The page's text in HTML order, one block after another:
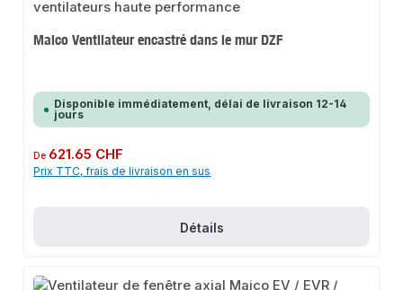
Maico Ventilateur encastré dans le mur DZF
Disponible immédiatement, délai de livraison 12-14
jours
Prix régulier :
De 621.65 CHF
Prix TTC, frais de livraison en sus
Détails